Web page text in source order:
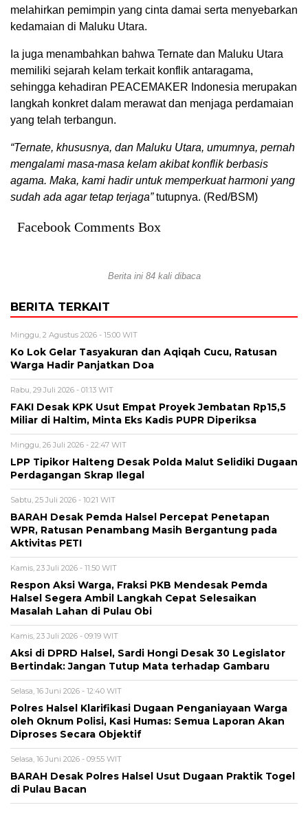
melahirkan pemimpin yang cinta damai serta menyebarkan
kedamaian di Maluku Utara.
Ia juga menambahkan bahwa Ternate dan Maluku Utara
memiliki sejarah kelam terkait konflik antaragama,
sehingga kehadiran PEACEMAKER Indonesia merupakan
langkah konkret dalam merawat dan menjaga perdamaian
yang telah terbangun.
“Ternate, khususnya, dan Maluku Utara, umumnya, pernah
mengalami masa-masa kelam akibat konflik berbasis
agama. Maka, kami hadir untuk memperkuat harmoni yang
sudah ada agar tetap terjaga”tutupnya. (Red/BSM)
Facebook Comments Box
Berita ini 84 kali dibaca
BERITA TERKAIT
Minggu, 2 Agustus 2026 - 15:00 WIT
Ko Lok Gelar Tasyakuran dan Aqiqah Cucu, Ratusan
Warga Hadir Panjatkan Doa
Rabu, 29 Juli 2026 - 01:13 WIT
FAKI Desak KPK Usut Empat Proyek Jembatan Rp15,5
Miliar di Haltim, Minta Eks Kadis PUPR Diperiksa
Minggu, 26 Juli 2026 - 22:47 WIT
LPP Tipikor Halteng Desak Polda Malut Selidiki Dugaan
Perdagangan Skrap Ilegal
Sabtu, 25 Juli 2026 - 10:21 WIT
BARAH Desak Pemda Halsel Percepat Penetapan
WPR, Ratusan Penambang Masih Bergantung pada
Aktivitas PETI
Kamis, 23 Juli 2026 - 11:50 WIT
Respon Aksi Warga, Fraksi PKB Mendesak Pemda
Halsel Segera Ambil Langkah Cepat Selesaikan
Masalah Lahan di Pulau Obi
Kamis, 23 Juli 2026 - 09:19 WIT
Aksi di DPRD Halsel, Sardi Hongi Desak 30 Legislator
Bertindak: Jangan Tutup Mata terhadap Gambaru
Selasa, 16 Juni 2026 - 12:40 WIT
Polres Halsel Klarifikasi Dugaan Penganiayaan Warga
oleh Oknum Polisi, Kasi Humas: Semua Laporan Akan
Diproses Secara Objektif
Selasa, 16 Juni 2026 - 09:55 WIT
BARAH Desak Polres Halsel Usut Dugaan Praktik Togel
di Pulau Bacan